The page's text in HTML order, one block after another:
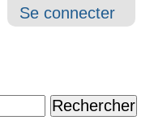
Outils
Se connecter